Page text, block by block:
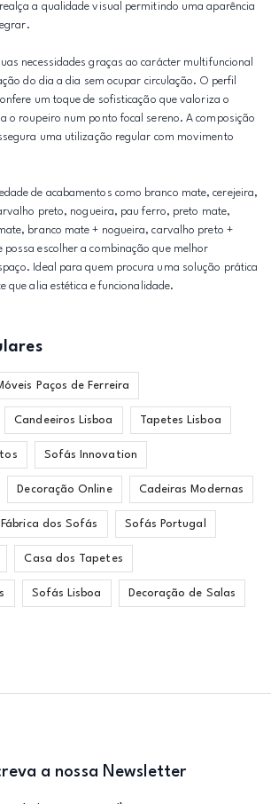
a qualidade visual permitindo uma aparência
necessidades graças ao carácter multifuncional
do dia a dia sem ocupar circulação. O perfil
um toque de sofisticação que valoriza o
o roupeiro num ponto focal sereno. A composição
uma utilização regular com movimento
de acabamentos como branco mate, cerejeira,
preto, nogueira, pau ferro, preto mate,
branco mate + nogueira, carvalho preto +
possa escolher a combinação que melhor
Ideal para quem procura uma solução prática
que alia estética e funcionalidade.
Paços de Ferreira
Candeeiros Lisboa Tapetes Lisboa
Sofás Innovation
Decoração Online Cadeiras Modernas
Fábrica dos Sofás Sofás Portugal
Casa dos Tapetes
Sofás Lisboa Decoração de Salas
a nossa Newsletter